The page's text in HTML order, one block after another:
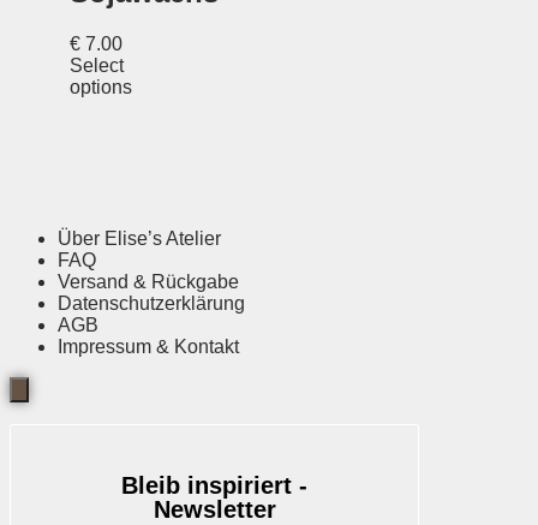
€ 7.00
Select
options
Über Elise’s Atelier
FAQ
Versand & Rückgabe
Datenschutzerklärung
AGB
Impressum & Kontakt
Bleib inspiriert -
Newsletter